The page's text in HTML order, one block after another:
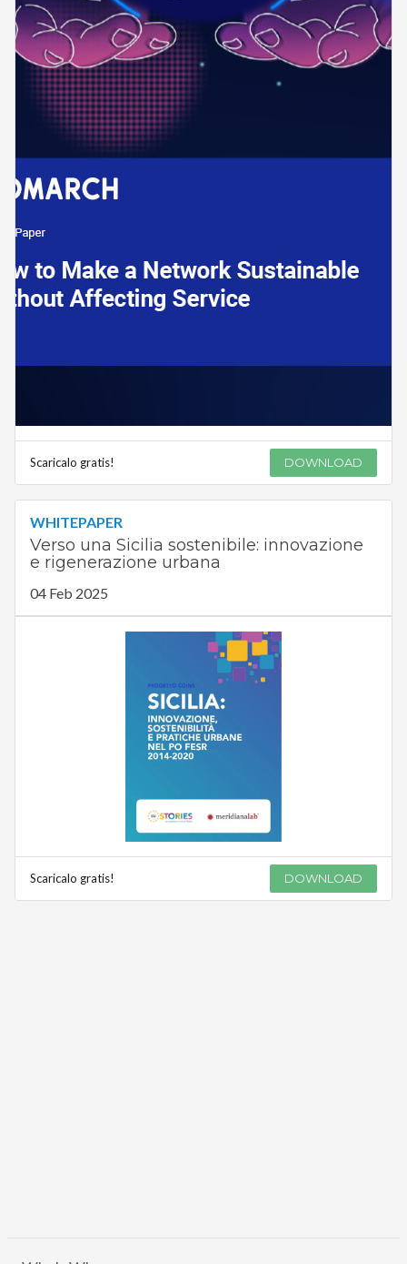
Scaricalo gratis! DOWNLOAD
WHITEPAPER
Verso una Sicilia sostenibile: innovazione
e rigenerazione urbana
04 Feb 2025
Scaricalo gratis! DOWNLOAD